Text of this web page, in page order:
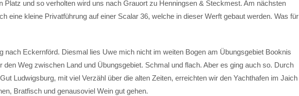
Platz und so verholten wird uns nach Grauort zu Henningsen & Steckmest. Am nächsten
eine kleine Privatführung auf einer Scalar 36, welche in dieser Werft gebaut werden. Was für
nach Eckernförd. Diesmal lies Uwe mich nicht im weiten Bogen am Übungsgebiet Booknis
den Weg zwischen Land und Übungsgebiet. Schmal und flach. Aber es ging auch so. Durch
Ludwigsburg, mit viel Verzähl über die alten Zeiten, erreichten wir den Yachthafen im Jaich
Bratfisch und genausoviel Wein gut gehen.